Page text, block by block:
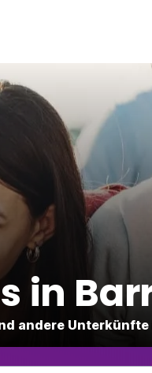
in
andere